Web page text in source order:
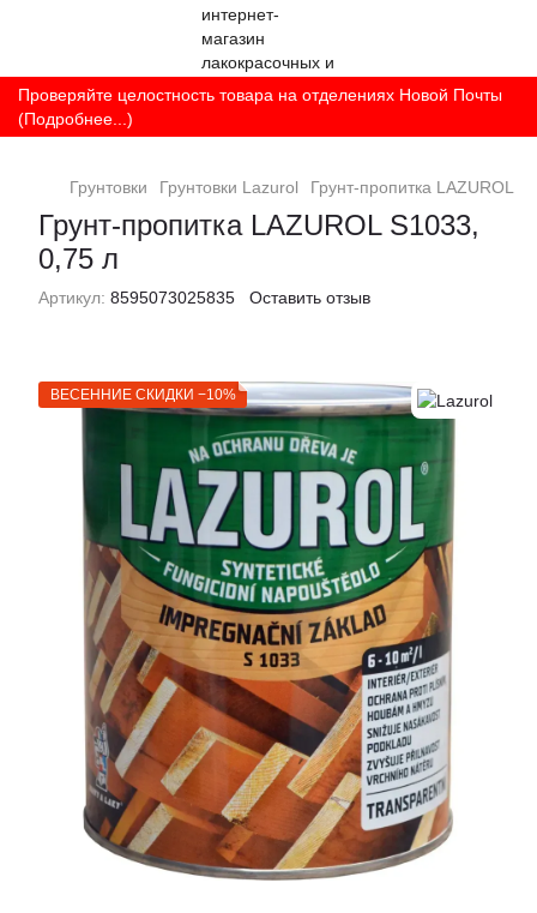
Проверяйте целостность товара на отделениях Новой Почты
(Подробнее...)
Грунтовки Грунтовки Lazurol Грунт-пропитка LAZUROL
Грунт-пропитка LAZUROL S1033,
0,75 л
Артикул: 8595073025835 Оставить отзыв
ВЕСЕННИЕ СКИДКИ −10%